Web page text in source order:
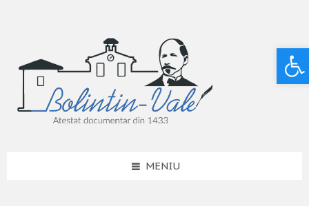
MENIU
Deschide bara de unelte